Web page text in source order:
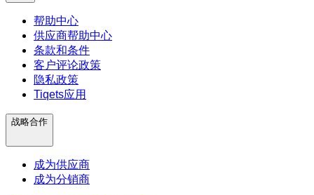
帮助中心
供应商帮助中心
条款和条件
客户评论政策
隐私政策
Tiqets应用
战略合作
成为供应商
成为分销商